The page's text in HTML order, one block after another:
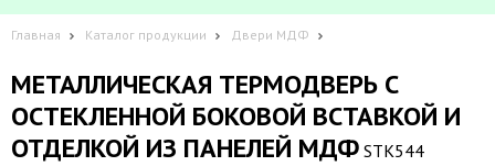
Главная Каталог продукции Двери МДФ
МЕТАЛЛИЧЕСКАЯ ТЕРМОДВЕРЬ С
ОСТЕКЛЕННОЙ БОКОВОЙ ВСТАВКОЙ И
ОТДЕЛКОЙ ИЗ ПАНЕЛЕЙ МДФ STK544